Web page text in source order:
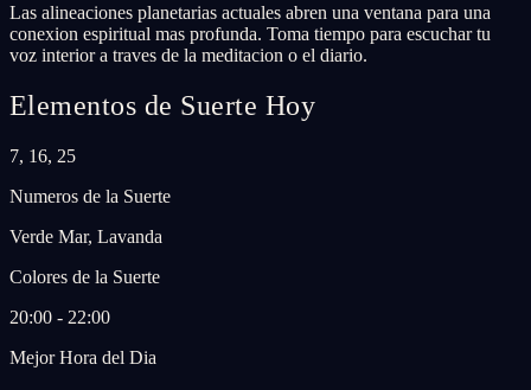
Las alineaciones planetarias actuales abren una ventana para una
conexion espiritual mas profunda. Toma tiempo para escuchar tu
voz interior a traves de la meditacion o el diario.
Elementos de Suerte Hoy
7, 16, 25
Numeros de la Suerte
Verde Mar, Lavanda
Colores de la Suerte
20:00 - 22:00
Mejor Hora del Dia